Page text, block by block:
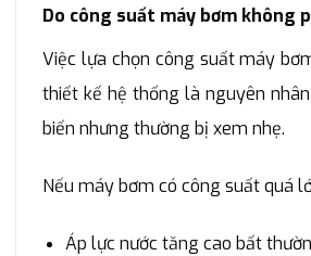
Do công suất máy bơm không
Việc lựa chọn công suất máy
thiết kế hệ thống là nguyên
biến nhưng thường bị xem nhẹ.
Nếu máy bơm có công suất quá
Áp lực nước tăng cao bất